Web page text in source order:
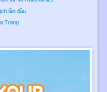
lần đầu
Trang